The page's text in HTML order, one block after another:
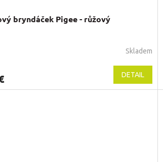
bryndáček Pigee - růžový
Skladem
DETAIL